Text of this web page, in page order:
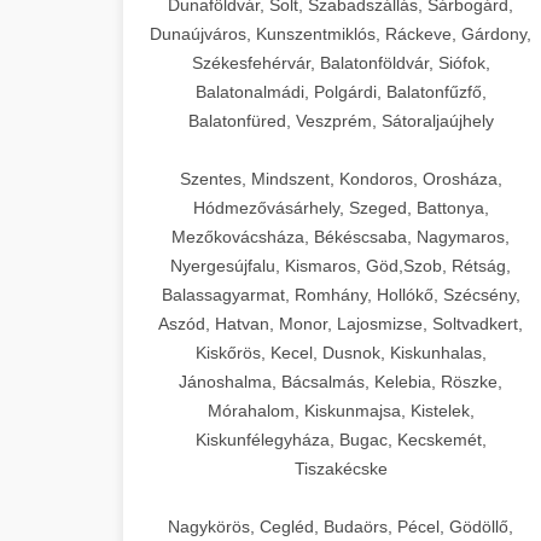
Dunaföldvár, Solt, Szabadszállás, Sárbogárd,
Dunaújváros, Kunszentmiklós, Ráckeve, Gárdony,
Székesfehérvár, Balatonföldvár, Siófok,
Balatonalmádi, Polgárdi, Balatonfűzfő,
Balatonfüred, Veszprém, Sátoraljaújhely
Szentes, Mindszent, Kondoros, Orosháza,
Hódmezővásárhely, Szeged, Battonya,
Mezőkovácsháza, Békéscsaba, Nagymaros,
Nyergesújfalu, Kismaros, Göd,Szob, Rétság,
Balassagyarmat, Romhány, Hollókő, Szécsény,
Aszód, Hatvan, Monor, Lajosmizse, Soltvadkert,
Kiskőrös, Kecel, Dusnok, Kiskunhalas,
Jánoshalma, Bácsalmás, Kelebia, Röszke,
Mórahalom, Kiskunmajsa, Kistelek,
Kiskunfélegyháza, Bugac, Kecskemét,
Tiszakécske
Nagykörös, Cegléd, Budaörs, Pécel, Gödöllő,